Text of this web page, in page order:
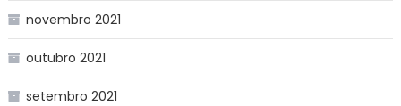
novembro 2021
outubro 2021
setembro 2021